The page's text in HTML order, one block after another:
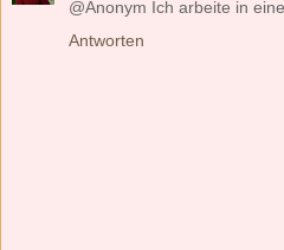
@Anonym Ich arbeite in
Antworten